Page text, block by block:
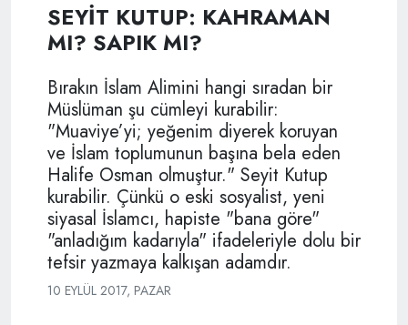
SEYİT KUTUP: KAHRAMAN
MI? SAPIK MI?
Bırakın İslam Alimini hangi sıradan bir
Müslüman şu cümleyi kurabilir:
"Muaviye’yi; yeğenim diyerek koruyan
ve İslam toplumunun başına bela eden
Halife Osman olmuştur." Seyit Kutup
kurabilir. Çünkü o eski sosyalist, yeni
siyasal İslamcı, hapiste "bana göre"
"anladığım kadarıyla" ifadeleriyle dolu bir
tefsir yazmaya kalkışan adamdır.
10 EYLÜL 2017, PAZAR